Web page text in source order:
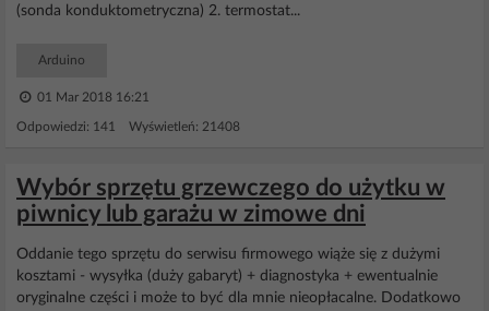
(sonda konduktometryczna) 2. termostat...
Arduino
01 Mar 2018 16:21
Odpowiedzi: 141 Wyświetleń: 21408
Wybór sprzętu grzewczego do użytku w
piwnicy lub garażu w zimowe dni
Oddanie tego sprzętu do serwisu firmowego wiąże się z dużymi
kosztami - wysyłka (duży gabaryt) + diagnostyka + ewentualnie
oryginalne części i może to być dla mnie nieopłacalne. Dodatkowo